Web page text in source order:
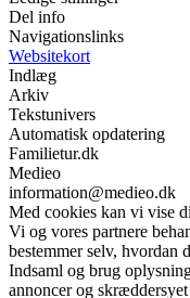
Del info
Navigationslinks
Websitekort
Indlæg
Arkiv
Tekstunivers
Automatisk opdatering
Familietur.dk
Medieo
information@medieo.dk
Med cookies kan vi vise
Vi og vores partnere
bestemmer selv, hvordan
Indsaml og brug
annoncer og